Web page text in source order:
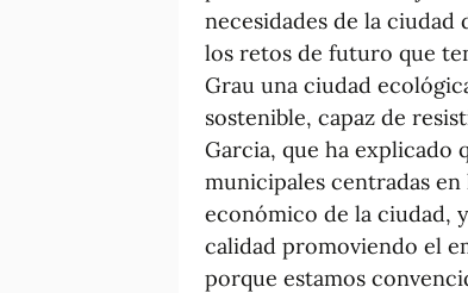
necesidades de la ciudad
los retos de futuro que
Grau una ciudad
sostenible, capaz de
Garcia, que ha explicado
municipales centradas
económico de la ciudad,
calidad promoviendo el
porque estamos